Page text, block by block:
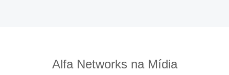
Alfa Networks na Mídia